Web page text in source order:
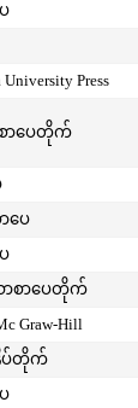
Press
ာပေတိုက်
ပေ
ာစာပေတိုက်
Graw-Hill
ပ်တိုက်